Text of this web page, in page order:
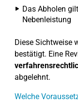
Das Abholen
Nebenleistung
Diese Sichtweise
bestätigt. Eine
abgelehnt.
Welche